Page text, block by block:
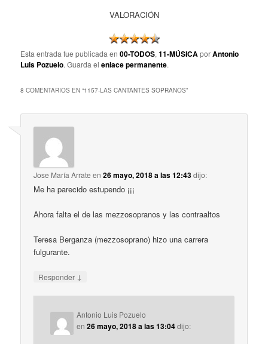
VALORACIÓN
Esta entrada fue publicada en00-TODOS,11-MÚSICAporAntonio
Luis Pozuelo. Guarda elenlace permanente.
8 COMENTARIOS EN “1157-LAS CANTANTES SOPRANOS”
Jose María Arrate en26 mayo, 2018 a las 12:43dijo:
Me ha parecido estupendo ¡¡¡
Ahora falta el de las mezzosopranos y las contraaltos
Teresa Berganza (mezzosoprano) hizo una carrera
fulgurante.
Responder ↓
Antonio Luis Pozuelo
en26 mayo, 2018 a las 13:04dijo: